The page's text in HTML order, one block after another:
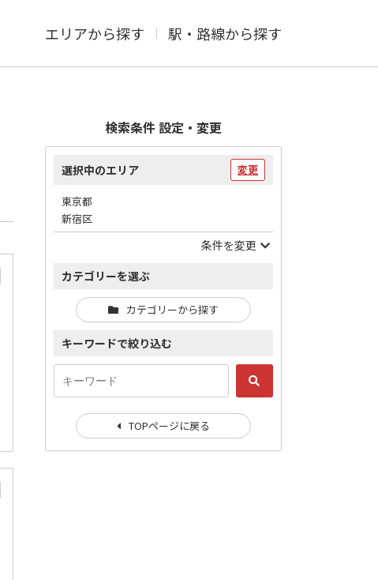
エリアから探す 駅・路線から探す
検索条件 設定・変更
選択中のエリア 変更
東京都
新宿区
条件を変更
カテゴリーを選ぶ
カテゴリーから探す
キーワードで絞り込む
TOPページに戻る